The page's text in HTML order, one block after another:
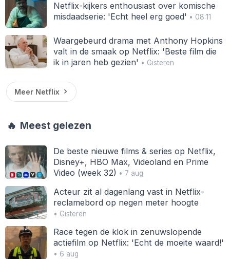
Netflix-kijkers enthousiast over komische
misdaadserie: 'Echt heel erg goed' • 08:11
Waargebeurd drama met Anthony Hopkins
valt in de smaak op Netflix: 'Beste film die
ik in jaren heb gezien' • Gisteren
Meer Netflix
🔥 Meest gelezen
De beste nieuwe films & series op Netflix,
Disney+, HBO Max, Videoland en Prime
Video (week 32) • 7 aug
Acteur zit al dagenlang vast in Netflix-
reclamebord op negen meter hoogte
• Gisteren
Race tegen de klok in zenuwslopende
actiefilm op Netflix: 'Echt de moeite waard!'
• 6 aug